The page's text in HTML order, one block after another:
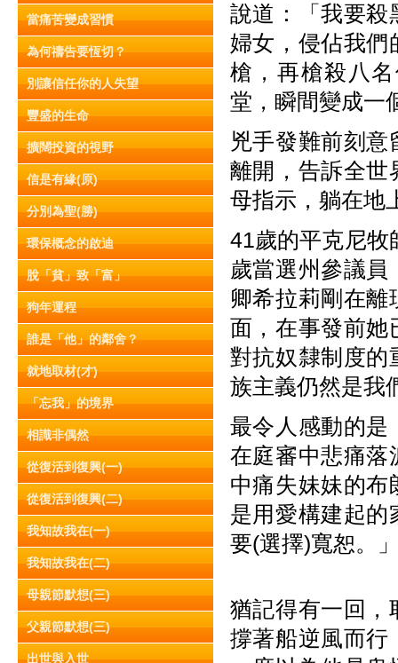
當痛苦變成習慣
為何禱告要恆切？
別讓信任你的人失望
豐盛的生命
擴闊投資的視野
信是有緣(原)
分別為聖(勝)
環保概念的啟迪
脫「貧」致「富」
狗年運程
誰是「他」的鄰舍？
就地取材(才)
「忘我」的境界
相識非偶然
從復活到復興(一)
從復活到復興(二)
我知故我在(一)
我知故我在(二)
母親節默想(三)
父親節默想(三)
出世與入世
說道：「我要殺
婦女，侵佔我們
槍，再槍殺八
堂，瞬間變成一
兇手發難前刻
離開，告訴全世
母指示，躺在地
41歲的平克尼牧
歲當選州參議
卿希拉莉剛在
面，在事發前她
對抗奴隸制度的
族主義仍然是我
最令人感動的是
在庭審中悲痛落
中痛失妹妹的布
是用愛構建起的
要(選擇)寬恕。
猶記得有一回，
撐著船逆風而行